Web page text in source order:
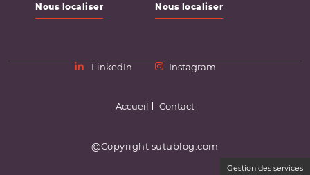
Nous localiser Nous localiser
LinkedIn Instagram
Accueil Contact
@Copyright sutublog.com
Gestion des services